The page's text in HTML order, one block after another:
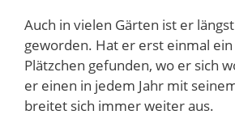
Auch in vielen Gärten ist er
geworden. Hat er erst einmal
Plätzchen gefunden, wo er sich
er einen in jedem Jahr mit
breitet sich immer weiter aus.